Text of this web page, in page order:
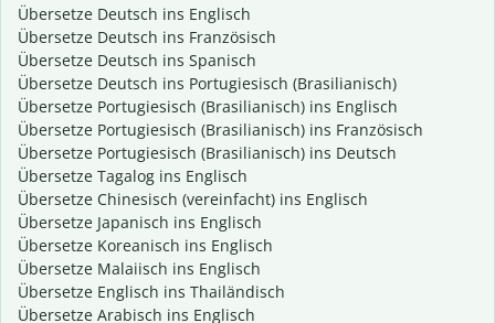
Übersetze Deutsch ins Englisch
Übersetze Deutsch ins Französisch
Übersetze Deutsch ins Spanisch
Übersetze Deutsch ins Portugiesisch (Brasilianisch)
Übersetze Portugiesisch (Brasilianisch) ins Englisch
Übersetze Portugiesisch (Brasilianisch) ins Französisch
Übersetze Portugiesisch (Brasilianisch) ins Deutsch
Übersetze Tagalog ins Englisch
Übersetze Chinesisch (vereinfacht) ins Englisch
Übersetze Japanisch ins Englisch
Übersetze Koreanisch ins Englisch
Übersetze Malaiisch ins Englisch
Übersetze Englisch ins Thailändisch
Übersetze Arabisch ins Englisch